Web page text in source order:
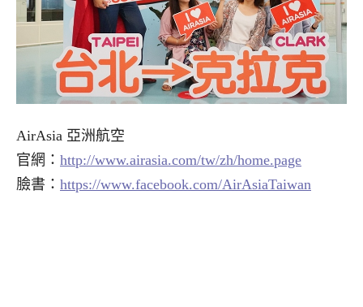
AirAsia 亞洲航空
官網： http://www.airasia.com/tw/zh/home.page
臉書： https://www.facebook.com/AirAsiaTaiwan